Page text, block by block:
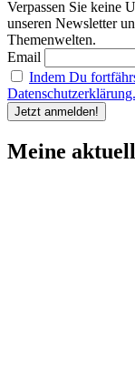
Verpassen Sie keine
unseren Newsletter
Themenwelten.
Email
Indem Du
Datenschutzerklärung.
Meine